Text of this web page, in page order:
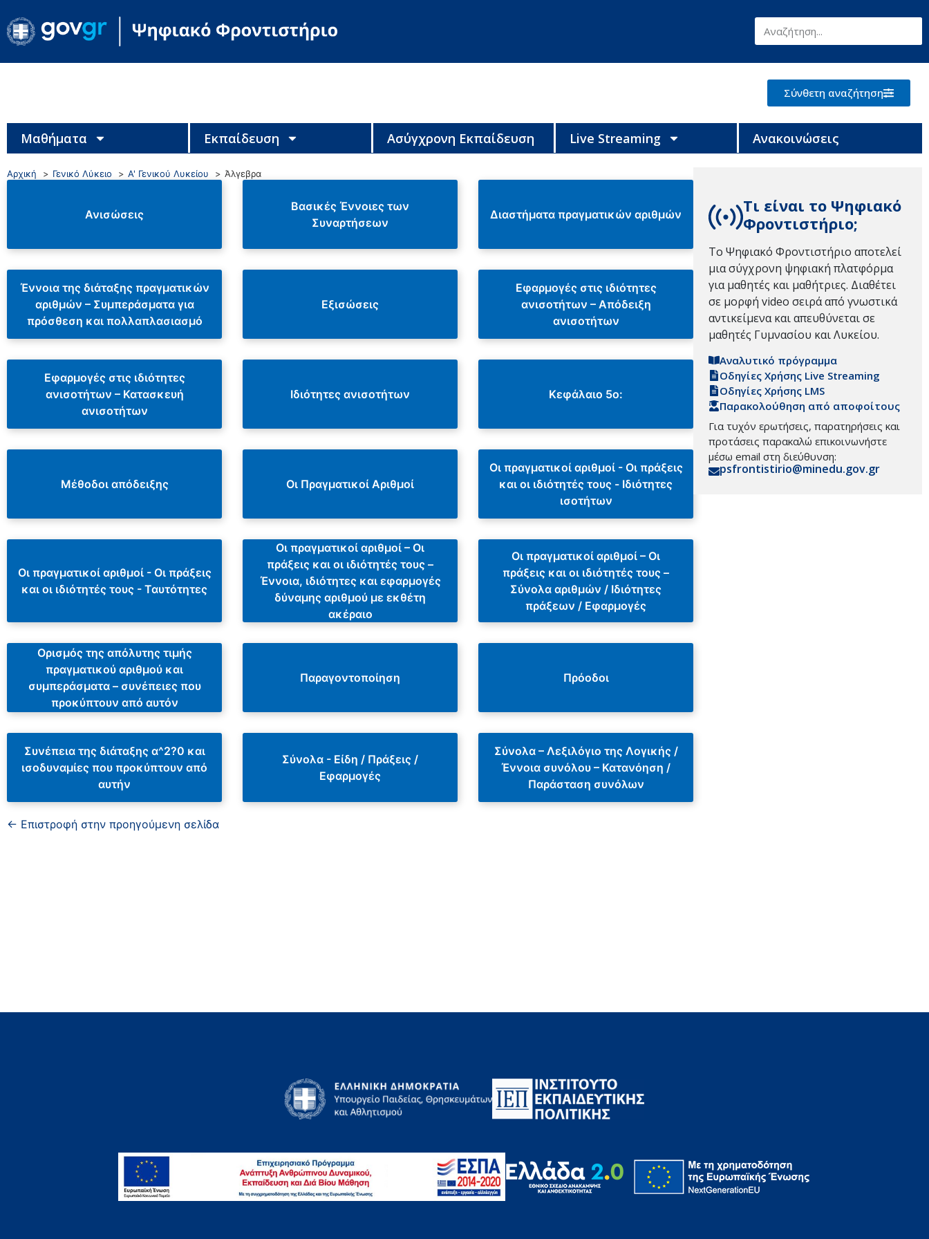
Σύνθετη αναζήτηση
Μαθήματα Εκπαίδευση Ασύγχρονη Εκπαίδευση Live Streaming Ανακοινώσεις
Αρχική Γενικό Λύκειο Α' Γενικού Λυκείου Άλγεβρα
Ανισώσεις
Βασικές Έννοιες των
Συναρτήσεων
Διαστήματα πραγματικών αριθμών
Έννοια της διάταξης πραγματικών
αριθμών – Συμπεράσματα για
πρόσθεση και πολλαπλασιασμό
Εξισώσεις
Εφαρμογές στις ιδιότητες
ανισοτήτων – Απόδειξη
ανισοτήτων
Εφαρμογές στις ιδιότητες
ανισοτήτων – Κατασκευή
ανισοτήτων
Ιδιότητες ανισοτήτων Κεφάλαιο 5ο:
Μέθοδοι απόδειξης Οι Πραγματικοί Αριθμοί
Οι πραγματικοί αριθμοί - Οι πράξεις
και οι ιδιότητές τους - Ιδιότητες
ισοτήτων
Οι πραγματικοί αριθμοί - Οι πράξεις
και οι ιδιότητές τους - Ταυτότητες
Οι πραγματικοί αριθμοί – Οι
πράξεις και οι ιδιότητές τους –
Έννοια, ιδιότητες και εφαρμογές
δύναμης αριθμού με εκθέτη
ακέραιο
Οι πραγματικοί αριθμοί – Οι
πράξεις και οι ιδιότητές τους –
Σύνολα αριθμών / Ιδιότητες
πράξεων / Εφαρμογές
Ορισμός της απόλυτης τιμής
πραγματικού αριθμού και
συμπεράσματα – συνέπειες που
προκύπτουν από αυτόν
Παραγοντοποίηση Πρόοδοι
Συνέπεια της διάταξης α^2?0 και
ισοδυναμίες που προκύπτουν από
αυτήν
Σύνολα - Είδη / Πράξεις /
Εφαρμογές
Σύνολα – Λεξιλόγιο της Λογικής /
Έννοια συνόλου – Κατανόηση /
Παράσταση συνόλων
← Επιστροφή στην προηγούμενη σελίδα
Τι είναι το Ψηφιακό
Φροντιστήριο;
Το Ψηφιακό Φροντιστήριο αποτελεί
μια σύγχρονη ψηφιακή πλατφόρμα
για μαθητές και μαθήτριες. Διαθέτει
σε μορφή video σειρά από γνωστικά
αντικείμενα και απευθύνεται σε
μαθητές Γυμνασίου και Λυκείου.
Αναλυτικό πρόγραμμα
Οδηγίες Χρήσης Live Streaming
Οδηγίες Χρήσης LMS
Παρακολούθηση από αποφοίτους
Για τυχόν ερωτήσεις, παρατηρήσεις και
προτάσεις παρακαλώ επικοινωνήστε
μέσω email στη διεύθυνση:
psfrontistirio@minedu.gov.gr